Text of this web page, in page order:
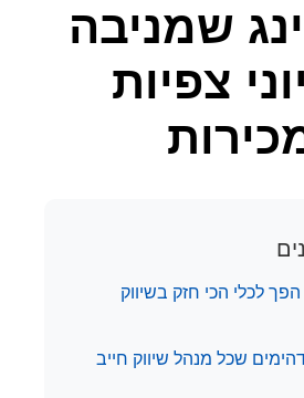
שמניבה
צפיות
הפך לכלי הכי חזק בשיווק
שכל מנהל שיווק חייב